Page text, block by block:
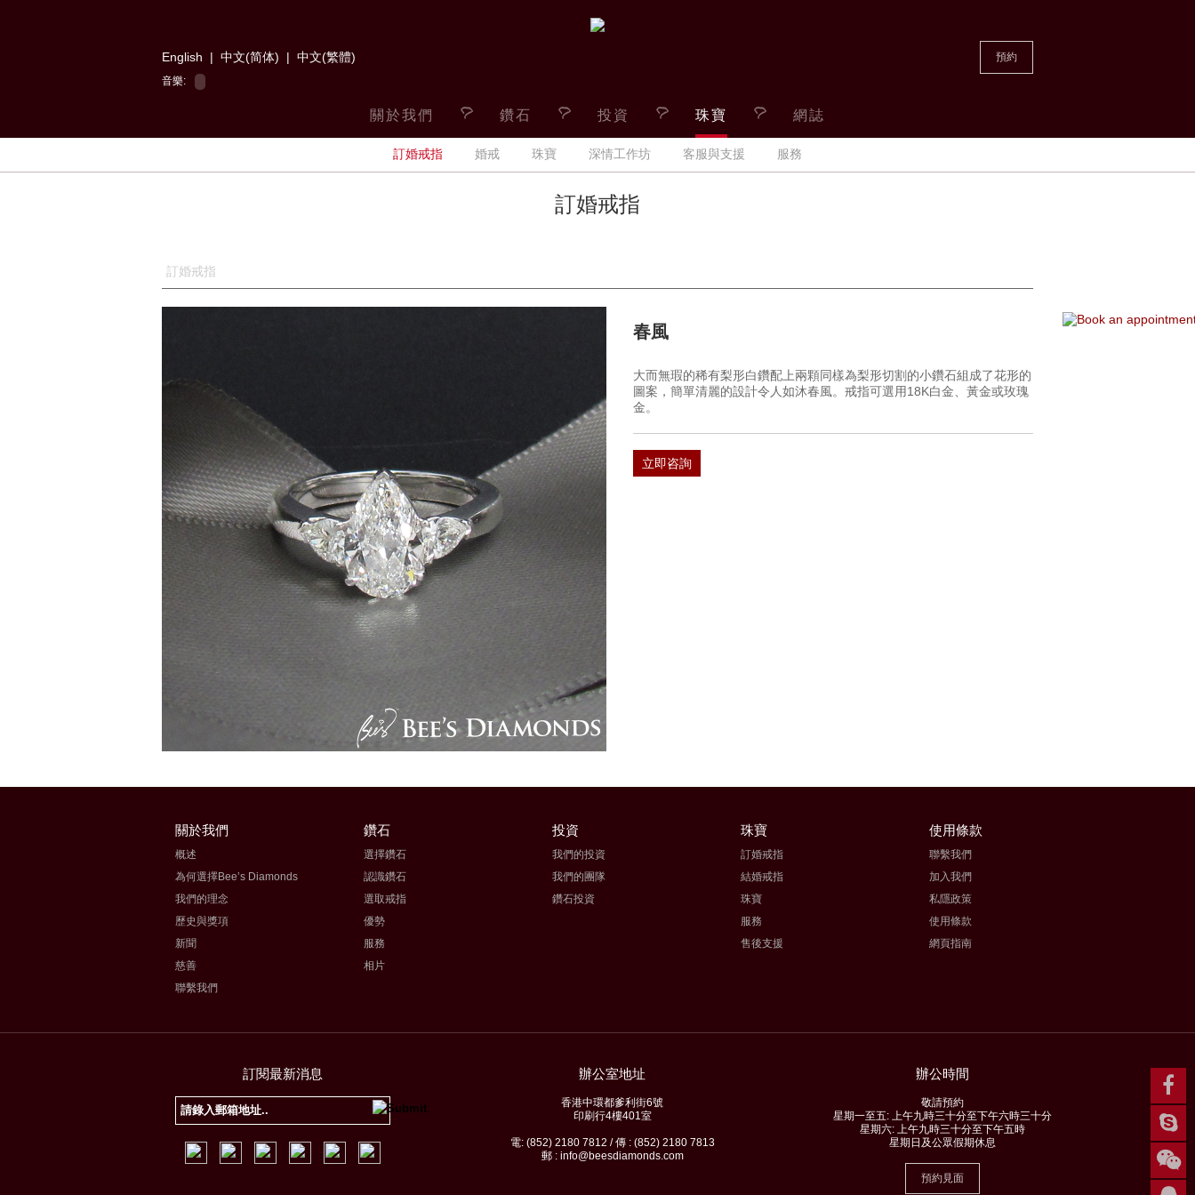
English | 中文(简体) | 中文(繁體)
音樂:
預約
關於我們 鑽石 投資 珠寶 網誌
訂婚戒指 婚戒 珠寶 深情工作坊 客服與支援 服務
訂婚戒指
訂婚戒指
春風
大而無瑕的稀有梨形白鑽配上兩顆同樣為梨形切割的小鑽石組成了花形的
圖案，簡單清麗的設計令人如沐春風。戒指可選用18K白金、黃金或玫瑰
金。
立即咨詢
關於我們
概述
為何選擇Bee’s Diamonds
我們的理念
歷史與獎項
新聞
慈善
聯繫我們
鑽石
選擇鑽石
認識鑽石
選取戒指
優勢
服務
相片
投資
我們的投資
我們的團隊
鑽石投資
珠寶
訂婚戒指
結婚戒指
珠寶
服務
售後支援
使用條款
聯繫我們
加入我們
私隱政策
使用條款
網頁指南
訂閱最新消息 辦公室地址
香港中環都爹利街6號
印刷行4樓401室
電: (852) 2180 7812 / 傳 : (852) 2180 7813
郵 : info@beesdiamonds.com
辦公時間
敬請預約
星期一至五: 上午九時三十分至下午六時三十分
星期六: 上午九時三十分至下午五時
星期日及公眾假期休息
預約見面